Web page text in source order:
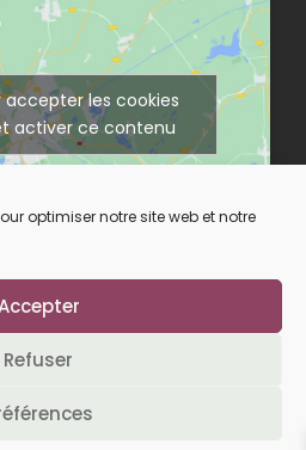
optimiser notre site web et notre
Refuser
accepter les cookies
activer ce contenu
pour la santé.